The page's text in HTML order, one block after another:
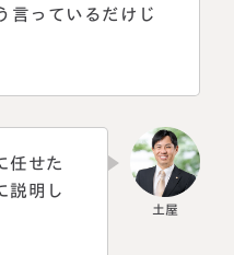
言っているだけじ
任せた
説明し